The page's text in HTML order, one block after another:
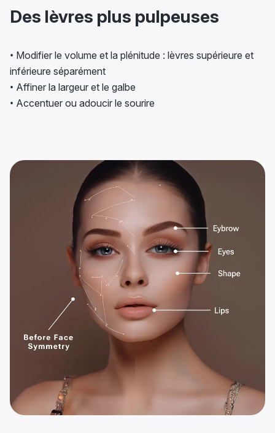
Des lèvres plus pulpeuses
• Modifier le volume et la plénitude : lèvres supérieure et
inférieure séparément
• Affiner la largeur et le galbe
• Accentuer ou adoucir le sourire